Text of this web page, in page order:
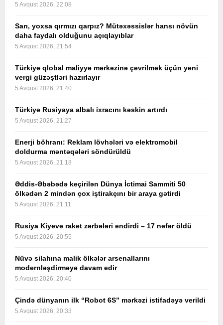
5 Avqust 2026, 22:08
Sarı, yoxsa qırmızı qarpız? Mütəxəssislər hansı növün
daha faydalı olduğunu açıqlayıblar
5 Avqust 2026, 21:54
Türkiyə qlobal maliyyə mərkəzinə çevrilmək üçün yeni
vergi güzəştləri hazırlayır
5 Avqust 2026, 21:40
Türkiyə Rusiyaya albalı ixracını kəskin artırdı
5 Avqust 2026, 21:27
Enerji böhranı: Reklam lövhələri və elektromobil
doldurma məntəqələri söndürüldü
5 Avqust 2026, 21:18
Əddis-Əbəbədə keçirilən Dünya İctimai Sammiti 50
ölkədən 2 mindən çox iştirakçını bir araya gətirdi
5 Avqust 2026, 21:11
Rusiya Kiyevə raket zərbələri endirdi – 17 nəfər öldü
5 Avqust 2026, 20:55
Nüvə silahına malik ölkələr arsenallarını
modernləşdirməyə davam edir
5 Avqust 2026, 20:40
Çində dünyanın ilk “Robot 6S” mərkəzi istifadəyə verildi
5 Avqust 2026, 20:33